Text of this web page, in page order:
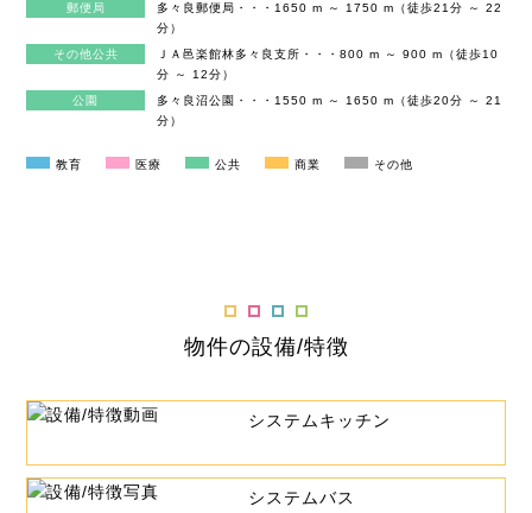
郵便局
多々良郵便局・・・1650 m ～ 1750 m（徒歩21分 ～ 22
分）
その他公共
ＪＡ邑楽館林多々良支所・・・800 m ～ 900 m（徒歩10
分 ～ 12分）
公園
多々良沼公園・・・1550 m ～ 1650 m（徒歩20分 ～ 21
分）
教育 医療 公共 商業 その他
物件の設備/特徴
システムキッチン
システムバス